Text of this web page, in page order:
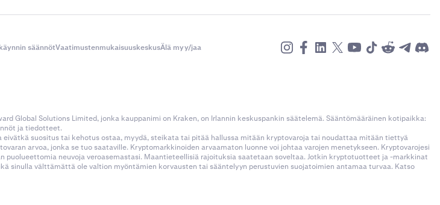
säännötVaatimustenmukaisuuskeskusÄlä myy/jaa
Global Solutions Limited, jonka kauppanimi on Kraken, on Irlannin keskuspankin säätelemä. Sääntömääräinen kotipaikka:
ja tiedotteet.
suositus tai kehotus ostaa, myydä, steikata tai pitää hallussa mitään kryptovaroja tai noudattaa mitään tiettyä
arvoa, jonka se tuo saataville. Kryptomarkkinoiden arvaamaton luonne voi johtaa varojen menetykseen. Kryptovarojesi
neuvoja veroasemastasi. Maantieteellisiä rajoituksia saatetaan soveltaa. Jotkin kryptotuotteet ja -markkinat
välttämättä ole valtion myöntämien korvausten tai sääntelyyn perustuvien suojatoimien antamaa turvaa. Katso